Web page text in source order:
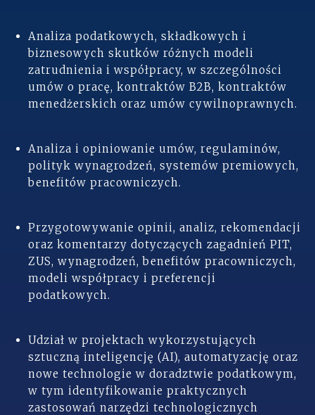
Analiza podatkowych, składkowych i
biznesowych skutków różnych modeli
zatrudnienia i współpracy, w szczególności
umów o pracę, kontraktów B2B, kontraktów
menedżerskich oraz umów cywilnoprawnych.
Analiza i opiniowanie umów, regulaminów,
polityk wynagrodzeń, systemów premiowych,
benefitów pracowniczych.
Przygotowywanie opinii, analiz, rekomendacji
oraz komentarzy dotyczących zagadnień PIT,
ZUS, wynagrodzeń, benefitów pracowniczych,
modeli współpracy i preferencji
podatkowych.
Udział w projektach wykorzystujących
sztuczną inteligencję (AI), automatyzację oraz
nowe technologie w doradztwie podatkowym,
w tym identyfikowanie praktycznych
zastosowań narzędzi technologicznych